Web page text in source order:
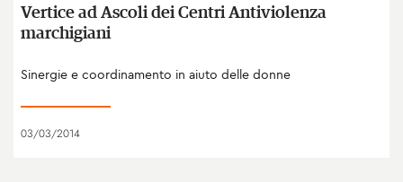
Vertice ad Ascoli dei Centri Antiviolenza
marchigiani
Sinergie e coordinamento in aiuto delle donne
03/03/2014